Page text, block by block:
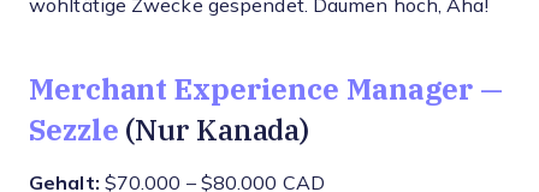
wohltätige Zwecke gespendet. Daumen hoch, Aha!
Merchant Experience Manager —
Sezzle (Nur Kanada)
Gehalt: $70.000 – $80.000 CAD